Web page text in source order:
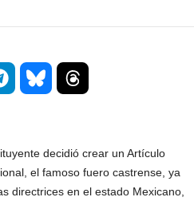
decidió crear un Artículo
el famoso fuero castrense, ya
directrices en el estado Mexicano,